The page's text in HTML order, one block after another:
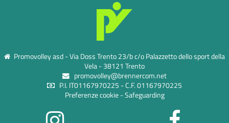
Promovolley asd - Via Doss Trento 23/b c/o Palazzetto dello sport della
Vela - 38121 Trento
promovolley@brennercom.net
P.I. IT01167970225 - C.F. 01167970225
Preferenze cookie-Safeguarding